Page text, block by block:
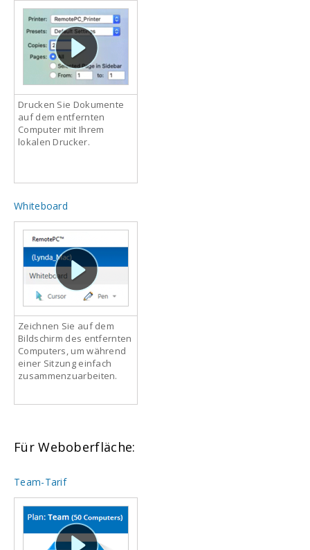
Drucken Sie Dokumente
auf dem entfernten
Computer mit Ihrem
lokalen Drucker.
Whiteboard
Zeichnen Sie auf dem
Bildschirm des entfernten
Computers, um während
einer Sitzung einfach
zusammenzuarbeiten.
Für Weboberfläche:
Team-Tarif